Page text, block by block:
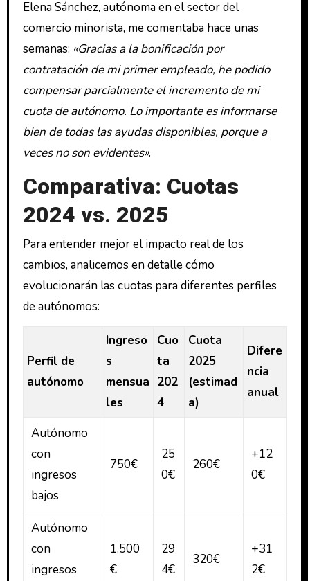
Elena Sánchez, autónoma en el sector del
comercio minorista, me comentaba hace unas
semanas: «Gracias a la bonificación por
contratación de mi primer empleado, he podido
compensar parcialmente el incremento de mi
cuota de autónomo. Lo importante es informarse
bien de todas las ayudas disponibles, porque a
veces no son evidentes».
Comparativa: Cuotas
2024 vs. 2025
Para entender mejor el impacto real de los
cambios, analicemos en detalle cómo
evolucionarán las cuotas para diferentes perfiles
de autónomos:
Perfil de
autónomo
Ingreso
s
mensua
les
Cuo
ta
202
4
Cuota
2025
(estimad
a)
Difere
ncia
anual
Autónomo
con
ingresos
bajos
750€
25
0€
260€
+12
0€
Autónomo
con
ingresos
1.500
€
29
4€
320€
+31
2€